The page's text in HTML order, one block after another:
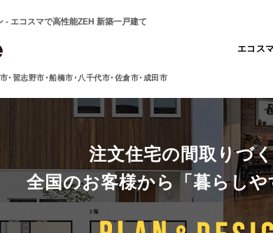
- エコスマで高性能ZEH 新築一戸建て
･習志野市･船橋市･八千代市･佐倉市･成田市
エコス
注文住宅の間取りづ
全国のお客様から「暮らし